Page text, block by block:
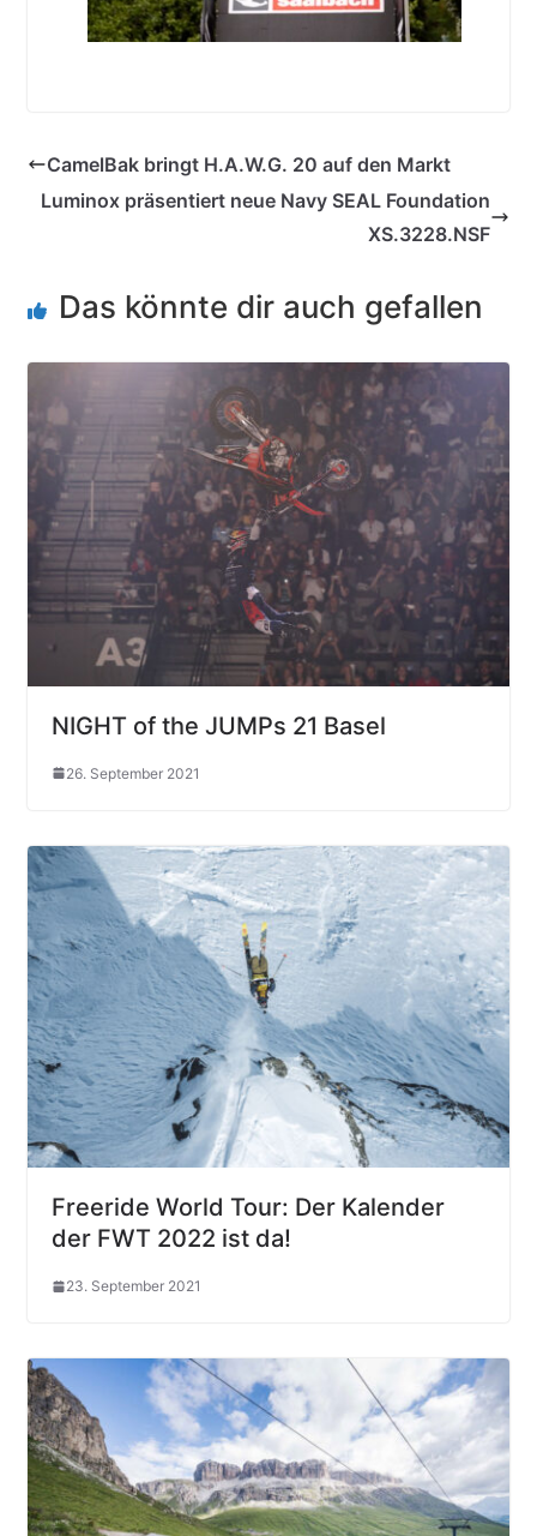
CamelBak bringt H.A.W.G. 20 auf den Markt
Luminox präsentiert neue Navy SEAL Foundation
XS.3228.NSF
Das könnte dir auch gefallen
NIGHT of the JUMPs 21 Basel
26. September 2021
Freeride World Tour: Der Kalender
der FWT 2022 ist da!
23. September 2021